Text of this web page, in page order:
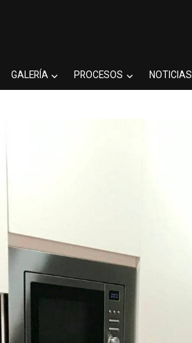
GALERÍA PROCESOS NOTICIAS